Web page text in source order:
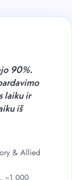
90%.
laiku ir
iš
& Allied
~1 000